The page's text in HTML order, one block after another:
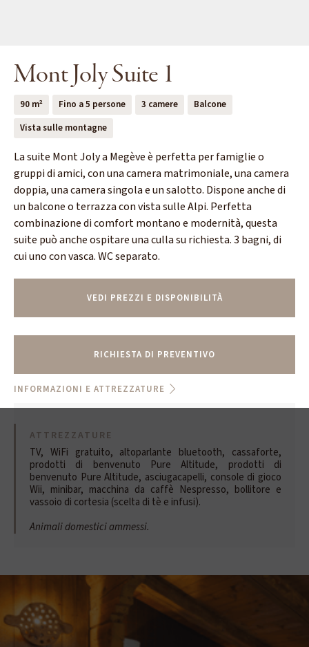
Mont Joly Suite 1
90 m² Fino a 5 persone 3 camere
Balcone
Vista sulle montagne
La suite Mont Joly a Megève è perfetta per famiglie o
gruppi di amici, con una camera matrimoniale, una camera
doppia, una camera singola e un salotto. Dispone anche di
un balcone o terrazza con vista sulle Alpi. Perfetta
combinazione di comfort montano e modernità, questa
suite può anche ospitare una culla su richiesta. 3 bagni, di
cui uno con vasca. WC separato.
VEDI PREZZI E DISPONIBILITÀ
RICHIESTA DI PREVENTIVO
INFORMAZIONI E ATTREZZATURE
ATTREZZATURE
TV, WiFi gratuito, altoparlante bluetooth, cassaforte,
prodotti di benvenuto Pure Altitude, prodotti di
benvenuto Pure Altitude, asciugacapelli, console di gioco
Wii, minibar, macchina da caffè Nespresso, bollitore e
vassoio di cortesia (scelta di tè e infusi).
Animali domestici ammessi.